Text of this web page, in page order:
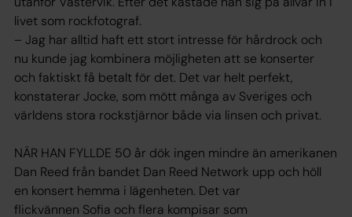
livet som rockfotograf.
– Jag har alltid haft ett stort intresse för hårdrock och
nu kunde jag kombinera möjligheten att se konserter
och faktiskt få betalt för det. Det var helt perfekt,
konstaterar Jocke, som mött många av Sveriges och
världens stora rockstjärnor både via linsen och privat.
NÄR HAN FYLLDE 50 år dök ingen mindre än amerikanen
Dan Reed från bandet Dan Reed Network upp och höll
en konsert hemma i lägenheten. Det var
flickvännen Sofia och flera kompisar som